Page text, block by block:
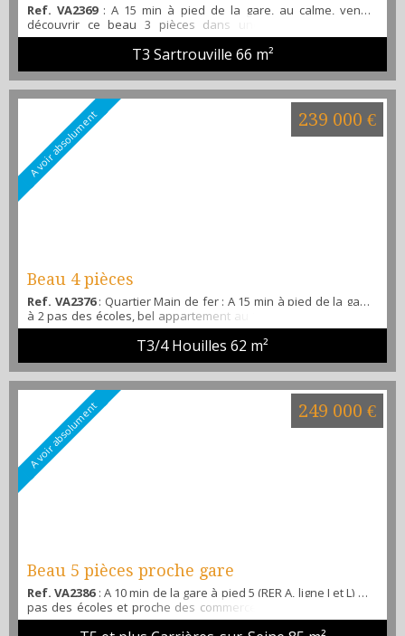
Ref. VA2369: A 15 min à pied de la gare, au calme, venez
découvrir ce beau 3 pièces dans une petite copropriété,
offrant, une entrée, un séjour lumineux, une cuisine séparée
et totalement aménagée et équipée, 2 chambres spacieuses,
une salle d'eau, un WC, de nombreux placards, une cave et
une place de parking privée. Résidence fermée et sécurisée
au calme. Contactez-nous rapidement . M.Ma...
T3 Sartrouville 66 m²
A voir absolument
Beau 4 pièces
Ref. VA2376: Quartier Main de fer : A 15 min à pied de la gare,
à 2 pas des écoles, bel appartement au 1 er étage offrant une
entrée avec placard, un grand séjour ( 3 ème chambre possible
), une cuisine séparée et aménagée, 2 chambres, une salle
d'eau, un WC séparé, une buanderie, rangements, une cave et
une place de parking extérieur privée. Aucun travaux à prévoir,
aucun vis à vis. Résidence fermée...
T3/4 Houilles 62 m²
239 000 €
A voir absolument
Beau 5 pièces proche gare
Ref. VA2386: A 10 min de la gare à pied 5 (RER A, ligne J et L) à 2
pas des écoles et proche des commerces venez découvrir ce
beau 5 pièces familiale en étage élevé, offrant un séjour de
249 000 €